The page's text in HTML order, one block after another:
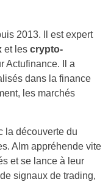
2013. Il est expert
et les crypto-
Actufinance. Il a
dans la finance
les marchés
la découverte du
Alm appréhende vite
et se lance à leur
signaux de trading,